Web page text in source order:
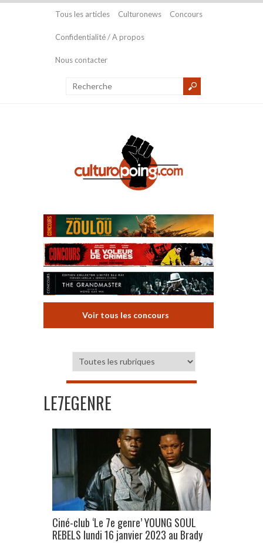
Tous les articles Culturonews Concours
Confidentialité / A propos
Nous contacter
Voir tous les concours
LE7EGENRE
Ciné-club ‘Le 7e genre’ YOUNG SOUL
REBELS lundi 16 janvier 2023 au Brady